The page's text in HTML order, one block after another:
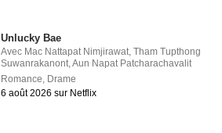
Unlucky Bae
Avec Mac Nattapat Nimjirawat ,Tham Tupthong
Suwanrakanont ,Aun Napat Patcharachavalit
Romance Drame
6 août 2026 sur Netflix